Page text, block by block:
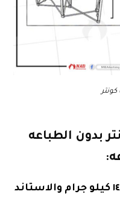
بدون الطباعه
*البوب اب كونتر بدون طباعه ١٤ كيلو جرام والاستاند